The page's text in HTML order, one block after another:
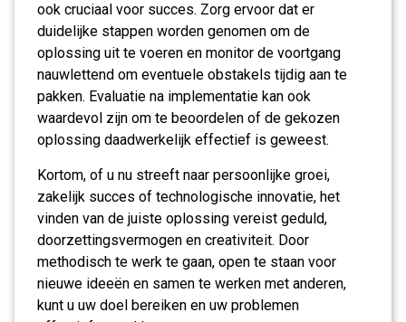
ook cruciaal voor succes. Zorg ervoor dat er
duidelijke stappen worden genomen om de
oplossing uit te voeren en monitor de voortgang
nauwlettend om eventuele obstakels tijdig aan te
pakken. Evaluatie na implementatie kan ook
waardevol zijn om te beoordelen of de gekozen
oplossing daadwerkelijk effectief is geweest.
Kortom, of u nu streeft naar persoonlijke groei,
zakelijk succes of technologische innovatie, het
vinden van de juiste oplossing vereist geduld,
doorzettingsvermogen en creativiteit. Door
methodisch te werk te gaan, open te staan voor
nieuwe ideeën en samen te werken met anderen,
kunt u uw doel bereiken en uw problemen